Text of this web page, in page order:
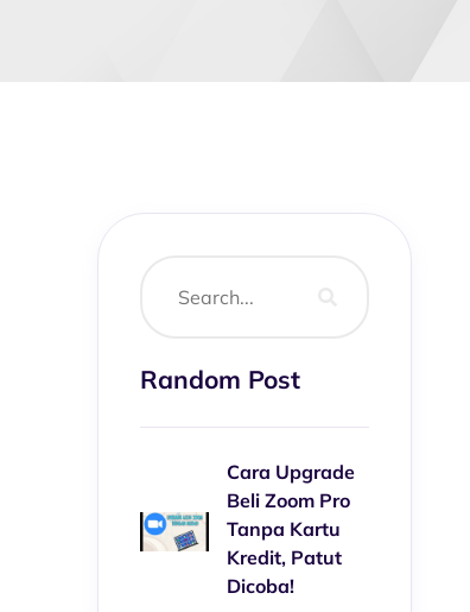
Random Post
Cara Upgrade
Beli Zoom Pro
Tanpa Kartu
Kredit, Patut
Dicoba!